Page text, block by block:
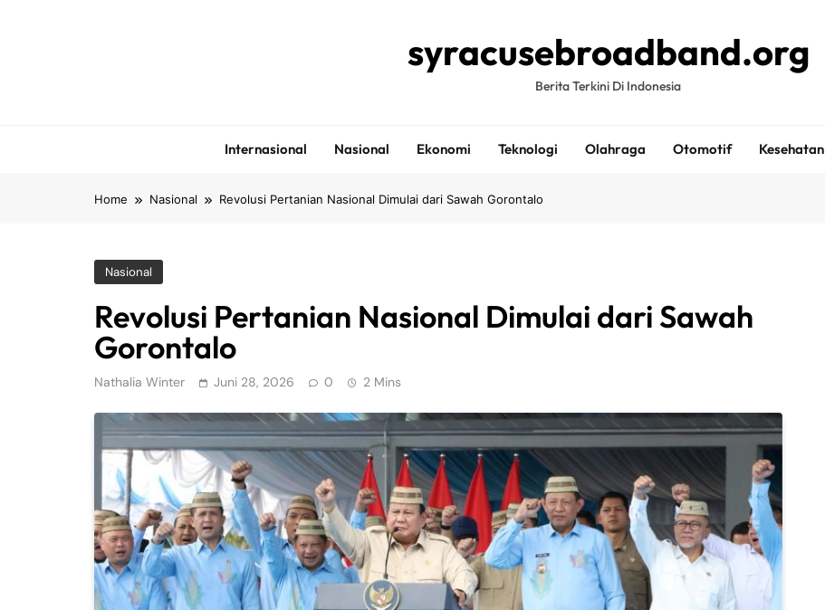
syracusebroadband.org
Berita Terkini Di Indonesia
Internasional Nasional Ekonomi Teknologi Olahraga Otomotif Kesehatan
Home Nasional Revolusi Pertanian Nasional Dimulai dari Sawah Gorontalo
Nasional
Revolusi Pertanian Nasional Dimulai dari Sawah
Gorontalo
Nathalia Winter Juni 28, 2026 0 2 Mins